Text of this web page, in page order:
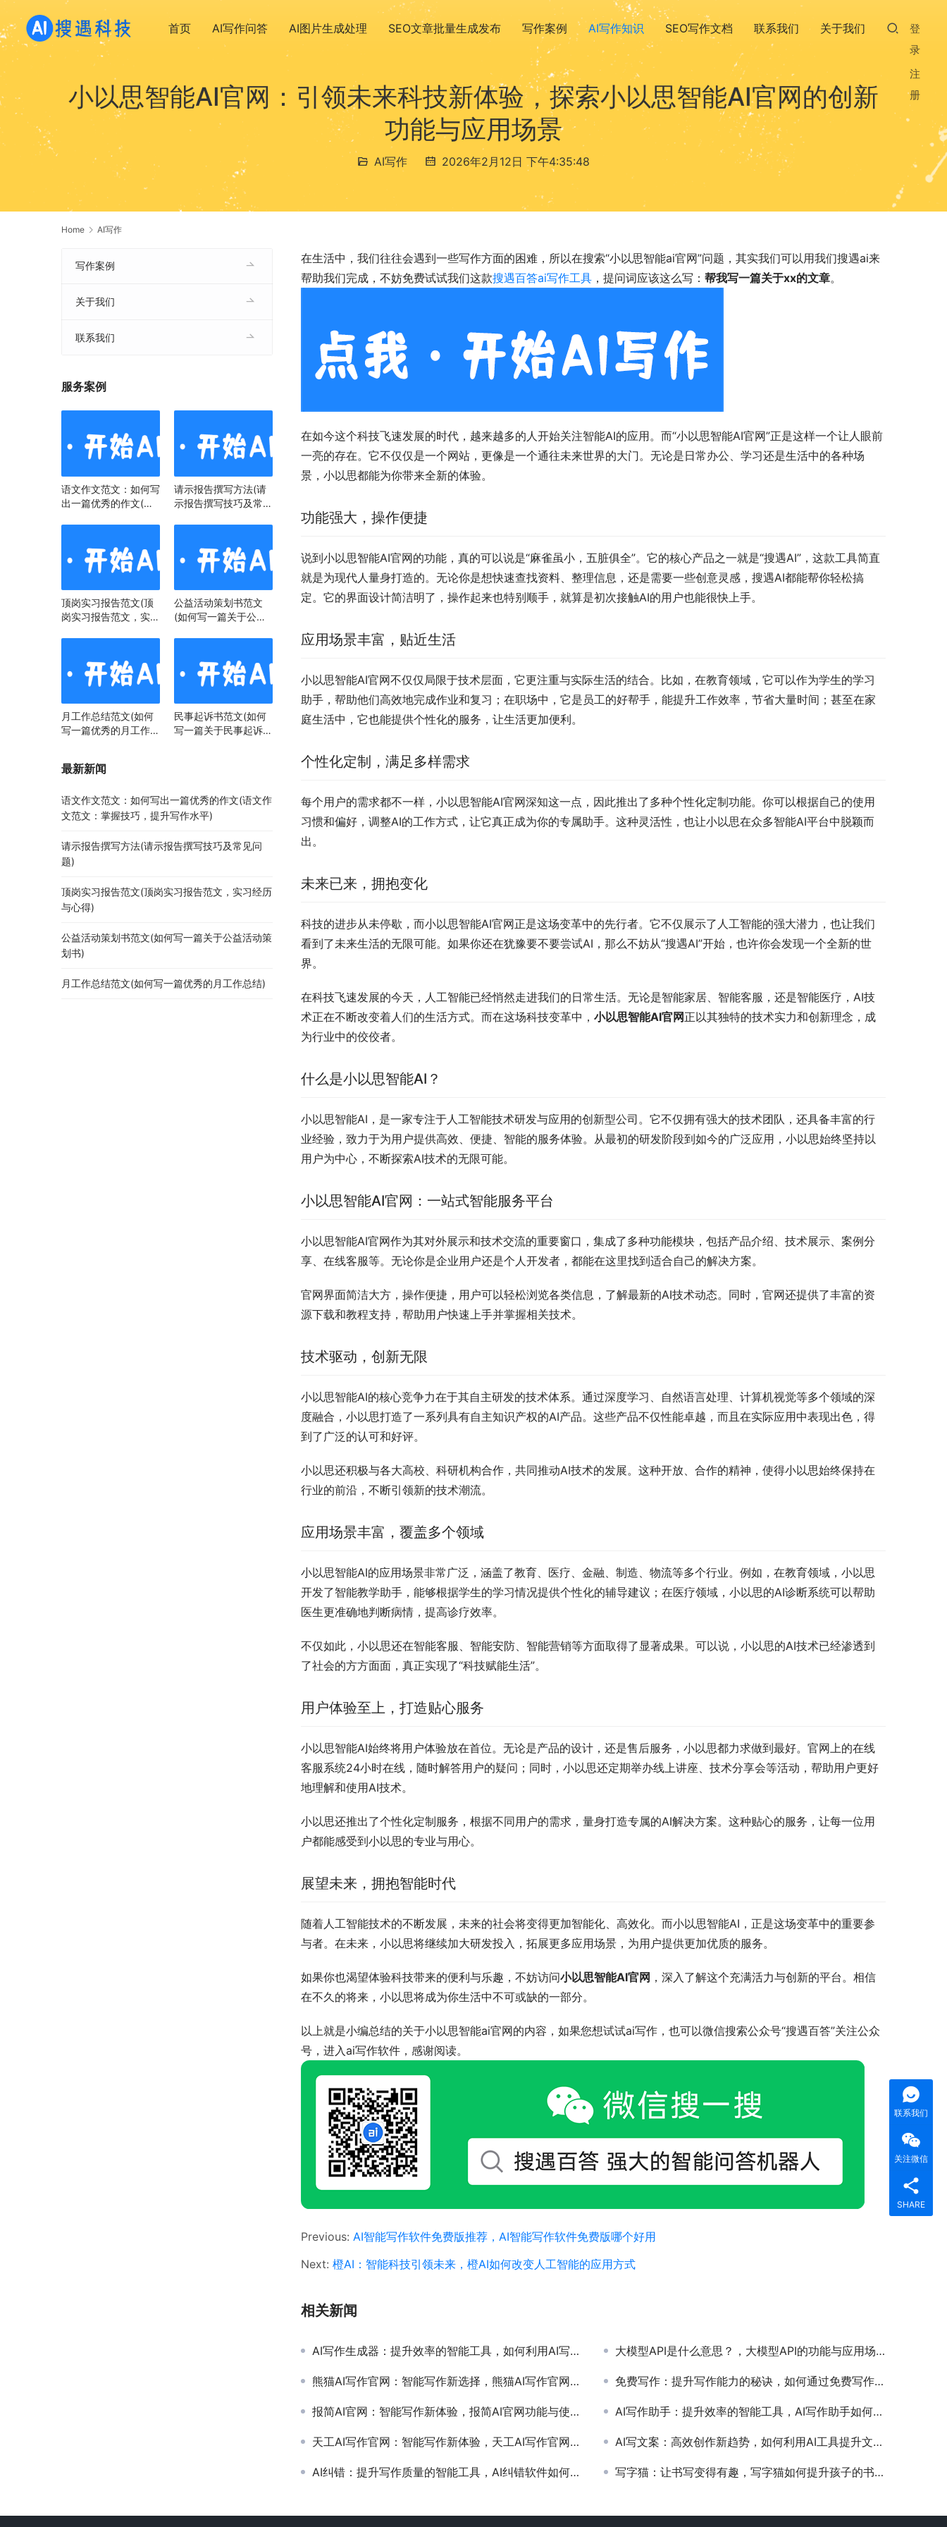
首页 AI写作问答 AI图片生成处理 SEO文章批量生成发布 写作案例 AI写作知识 SEO写作文档 联系我们 关于我们
登
录
注
册
小以思智能AI官网：引领未来科技新体验，探索小以思智能AI官网的创新
功能与应用场景
AI写作 2026年2月12日 下午4:35:48
Home AI写作
在生活中，我们往往会遇到一些写作方面的困难，所以在搜索“小以思智能ai官网”问题，其实我们可以用我们搜遇ai来
帮助我们完成，不妨免费试试我们这款搜遇百答ai写作工具 ，提问词应该这么写： 帮我写一篇关于xx的文章。
在如今这个科技飞速发展的时代，越来越多的人开始关注智能AI的应用。而“小以思智能AI官网”正是这样一个让人眼前
一亮的存在。它不仅仅是一个网站，更像是一个通往未来世界的大门。无论是日常办公、学习还是生活中的各种场
景，小以思都能为你带来全新的体验。
功能强大，操作便捷
说到小以思智能AI官网的功能，真的可以说是“麻雀虽小，五脏俱全”。它的核心产品之一就是“搜遇AI”，这款工具简直
就是为现代人量身打造的。无论你是想快速查找资料、整理信息，还是需要一些创意灵感，搜遇AI都能帮你轻松搞
定。它的界面设计简洁明了，操作起来也特别顺手，就算是初次接触AI的用户也能很快上手。
应用场景丰富，贴近生活
小以思智能AI官网不仅仅局限于技术层面，它更注重与实际生活的结合。比如，在教育领域，它可以作为学生的学习
助手，帮助他们高效地完成作业和复习；在职场中，它是员工的好帮手，能提升工作效率，节省大量时间；甚至在家
庭生活中，它也能提供个性化的服务，让生活更加便利。
个性化定制，满足多样需求
每个用户的需求都不一样，小以思智能AI官网深知这一点，因此推出了多种个性化定制功能。你可以根据自己的使用
习惯和偏好，调整AI的工作方式，让它真正成为你的专属助手。这种灵活性，也让小以思在众多智能AI平台中脱颖而
出。
未来已来，拥抱变化
科技的进步从未停歇，而小以思智能AI官网正是这场变革中的先行者。它不仅展示了人工智能的强大潜力，也让我们
看到了未来生活的无限可能。如果你还在犹豫要不要尝试AI，那么不妨从“搜遇AI”开始，也许你会发现一个全新的世
界。
在科技飞速发展的今天，人工智能已经悄然走进我们的日常生活。无论是智能家居、智能客服，还是智能医疗，AI技
术正在不断改变着人们的生活方式。而在这场科技变革中， 小以思智能AI官网正以其独特的技术实力和创新理念，成
为行业中的佼佼者。
什么是小以思智能AI？
小以思智能AI，是一家专注于人工智能技术研发与应用的创新型公司。它不仅拥有强大的技术团队，还具备丰富的行
业经验，致力于为用户提供高效、便捷、智能的服务体验。从最初的研发阶段到如今的广泛应用，小以思始终坚持以
用户为中心，不断探索AI技术的无限可能。
小以思智能AI官网：一站式智能服务平台
小以思智能AI官网作为其对外展示和技术交流的重要窗口，集成了多种功能模块，包括产品介绍、技术展示、案例分
享、在线客服等。无论你是企业用户还是个人开发者，都能在这里找到适合自己的解决方案。
官网界面简洁大方，操作便捷，用户可以轻松浏览各类信息，了解最新的AI技术动态。同时，官网还提供了丰富的资
源下载和教程支持，帮助用户快速上手并掌握相关技术。
技术驱动，创新无限
小以思智能AI的核心竞争力在于其自主研发的技术体系。通过深度学习、自然语言处理、计算机视觉等多个领域的深
度融合，小以思打造了一系列具有自主知识产权的AI产品。这些产品不仅性能卓越，而且在实际应用中表现出色，得
到了广泛的认可和好评。
小以思还积极与各大高校、科研机构合作，共同推动AI技术的发展。这种开放、合作的精神，使得小以思始终保持在
行业的前沿，不断引领新的技术潮流。
应用场景丰富，覆盖多个领域
小以思智能AI的应用场景非常广泛，涵盖了教育、医疗、金融、制造、物流等多个行业。例如，在教育领域，小以思
开发了智能教学助手，能够根据学生的学习情况提供个性化的辅导建议；在医疗领域，小以思的AI诊断系统可以帮助
医生更准确地判断病情，提高诊疗效率。
不仅如此，小以思还在智能客服、智能安防、智能营销等方面取得了显著成果。可以说，小以思的AI技术已经渗透到
了社会的方方面面，真正实现了“科技赋能生活”。
用户体验至上，打造贴心服务
小以思智能AI始终将用户体验放在首位。无论是产品的设计，还是售后服务，小以思都力求做到最好。官网上的在线
客服系统24小时在线，随时解答用户的疑问；同时，小以思还定期举办线上讲座、技术分享会等活动，帮助用户更好
地理解和使用AI技术。
小以思还推出了个性化定制服务，根据不同用户的需求，量身打造专属的AI解决方案。这种贴心的服务，让每一位用
户都能感受到小以思的专业与用心。
展望未来，拥抱智能时代
随着人工智能技术的不断发展，未来的社会将变得更加智能化、高效化。而小以思智能AI，正是这场变革中的重要参
与者。在未来，小以思将继续加大研发投入，拓展更多应用场景，为用户提供更加优质的服务。
如果你也渴望体验科技带来的便利与乐趣，不妨访问小以思智能AI官网 ，深入了解这个充满活力与创新的平台。相信
在不久的将来，小以思将成为你生活中不可或缺的一部分。
以上就是小编总结的关于小以思智能ai官网的内容，如果您想试试ai写作，也可以微信搜索公众号“搜遇百答”关注公众
号，进入ai写作软件，感谢阅读。
Previous: AI智能写作软件免费版推荐，AI智能写作软件免费版哪个好用
Next: 橙AI：智能科技引领未来，橙AI如何改变人工智能的应用方式
相关新闻
AI写作生成器：提升效率的智能工具，如何利用AI写作生成器提高内容创作效率 大模型API是什么意思？，大模型API的功能与应用场景解析
熊猫AI写作官网：智能写作新选择，熊猫AI写作官网如何提升写作效率与质量 免费写作：提升写作能力的秘诀，如何通过免费写作工具提高写作效率
报简AI官网：智能写作新体验，报简AI官网功能与使用教程详解 AI写作助手：提升效率的智能工具，AI写作助手如何改变现代写作方式
天工AI写作官网：智能写作新体验，天工AI写作官网功能与使用教程 AI写文案：高效创作新趋势，如何利用AI工具提升文案写作效率
AI纠错：提升写作质量的智能工具，AI纠错软件如何提高文章准确性和专业性 写字猫：让书写变得有趣，写字猫如何提升孩子的书写兴趣
写作案例
关于我们
联系我们
服务案例
语文作文范文：如何写
出一篇优秀的作文(语
请示报告撰写方法(请
示报告撰写技巧及常见
顶岗实习报告范文(顶
岗实习报告范文，实习
公益活动策划书范文
(如何写一篇关于公益
月工作总结范文(如何
写一篇优秀的月工作总
民事起诉书范文(如何
写一篇关于民事起诉书
最新新闻
语文作文范文：如何写出一篇优秀的作文(语文作
文范文：掌握技巧，提升写作水平)
请示报告撰写方法(请示报告撰写技巧及常见问
题)
顶岗实习报告范文(顶岗实习报告范文，实习经历
与心得)
公益活动策划书范文(如何写一篇关于公益活动策
划书)
月工作总结范文(如何写一篇优秀的月工作总结)
联系我们
关注微信
SHARE